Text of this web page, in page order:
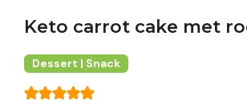
Keto carrot cake met
Dessert | Snack